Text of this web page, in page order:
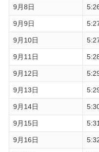
9月8日
9月9日
9月10日
9月11日
9月12日
9月13日
9月14日
9月15日 5:31
9月16日